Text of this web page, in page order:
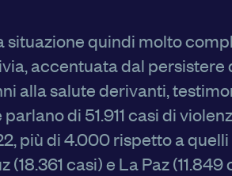
situazione quindi molto
accentuata dal persistere
alla salute derivanti,
parlano di 51.911 casi di
più di 4.000 rispetto a
(18.361 casi) e La Paz